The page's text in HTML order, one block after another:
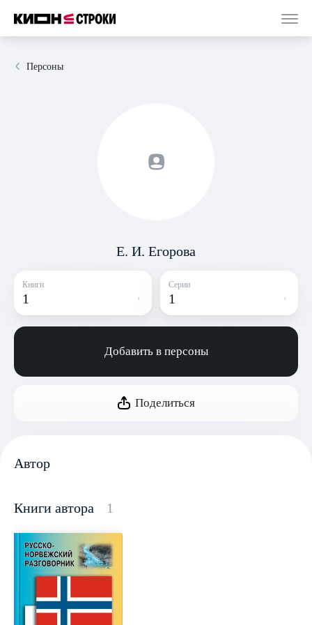
Персоны
Е. И. Егорова
Книги
1
Серии
1
Добавить в персоны
Поделиться
Автор
Книги автора 1